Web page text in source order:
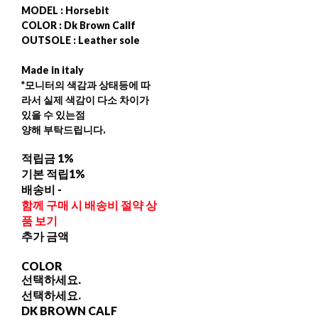
MODEL : Horsebit
COLOR : Dk Brown Callf
OUTSOLE : Leather sole
Made in italy
*모니터의 색감과 상태등에 따
라서 실제 색감이 다소 차이가
있을 수 있는점
양해 부탁드립니다.
적립금 1%
기본 적립1%
배송비 -
함께 구매 시 배송비 절약 상
품 보기
추가 금액
COLOR
선택하세요.
선택하세요.
DK BROWN CALF